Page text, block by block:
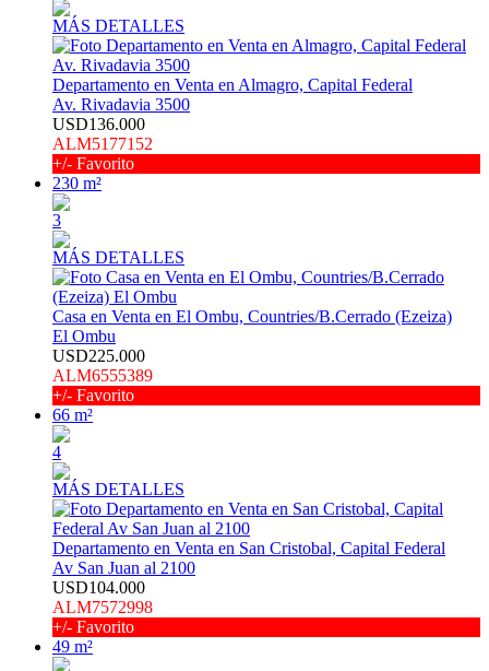
MÁS DETALLES
Departamento en Venta en Almagro, Capital Federal
Av. Rivadavia 3500
USD136.000
ALM5177152
+/- Favorito
230 m²
3
MÁS DETALLES
Casa en Venta en El Ombu, Countries/B.Cerrado (Ezeiza)
El Ombu
USD225.000
ALM6555389
+/- Favorito
66 m²
4
MÁS DETALLES
Departamento en Venta en San Cristobal, Capital Federal
Av San Juan al 2100
USD104.000
ALM7572998
+/- Favorito
49 m²